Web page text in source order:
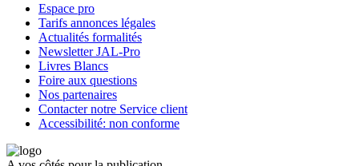
Espace pro
Tarifs annonces légales
Actualités formalités
Newsletter JAL-Pro
Livres Blancs
Foire aux questions
Nos partenaires
Contacter notre Service client
Accessibilité: non conforme